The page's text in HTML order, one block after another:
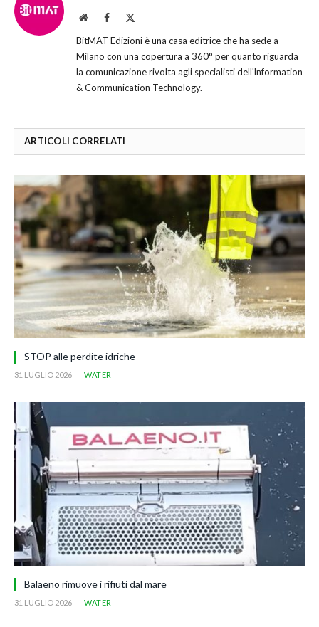
WebsiteFacebook
BitMAT Edizioni è una casa editrice che ha sede a
Milano con una copertura a 360° per quanto riguarda
la comunicazione rivolta agli specialisti dell'lnformation
& Communication Technology.
ARTICOLI CORRELATI
STOP alle perdite idriche
31 LUGLIO 2026 WATER
Balaeno rimuove i rifiuti dal mare
31 LUGLIO 2026 WATER